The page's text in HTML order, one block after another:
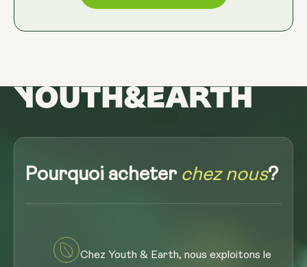
Pourquoi acheter chez nous?
Chez Youth & Earth, nous exploitons le